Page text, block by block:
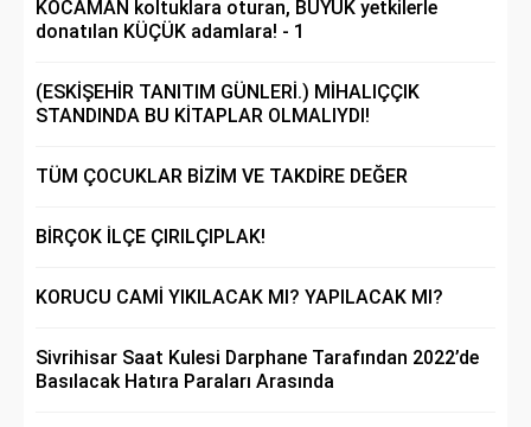
KOCAMAN koltuklara oturan, BÜYÜK yetkilerle
donatılan KÜÇÜK adamlara! - 1
(ESKİŞEHİR TANITIM GÜNLERİ.) MİHALIÇÇIK
STANDINDA BU KİTAPLAR OLMALIYDI!
TÜM ÇOCUKLAR BİZİM VE TAKDİRE DEĞER
BİRÇOK İLÇE ÇIRILÇIPLAK!
KORUCU CAMİ YIKILACAK MI? YAPILACAK MI?
Sivrihisar Saat Kulesi Darphane Tarafından 2022’de
Basılacak Hatıra Paraları Arasında